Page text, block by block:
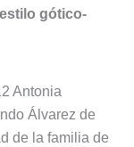
gótico-
Antonia
Álvarez de
de la familia de